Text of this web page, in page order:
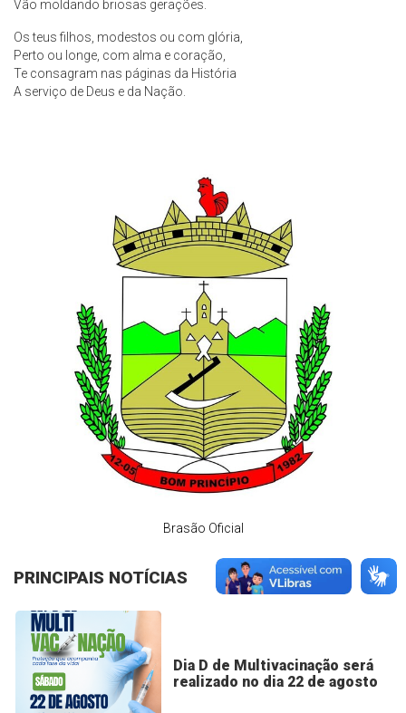
Vão moldando briosas gerações.
Os teus filhos, modestos ou com glória,
Perto ou longe, com alma e coração,
Te consagram nas páginas da História
A serviço de Deus e da Nação.
Brasão Oficial
PRINCIPAIS NOTÍCIAS
Dia D de Multivacinação será
realizado no dia 22 de agosto